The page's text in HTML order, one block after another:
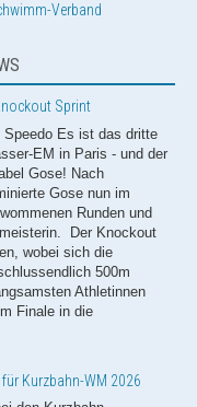
Verband
Sprint
Speedo Es ist das dritte
EM in Paris - und der
Gose! Nach
Gose nun im
Runden und
Der Knockout
wobei sich die
500m
Athletinnen
Finale in die
Kurzbahn-WM 2026